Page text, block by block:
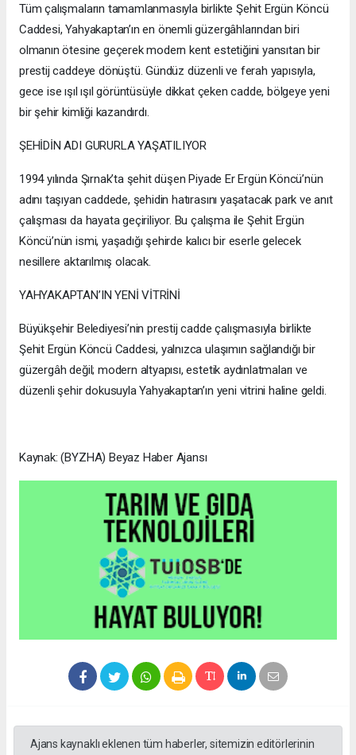
Tüm çalışmaların tamamlanmasıyla birlikte Şehit Ergün Köncü
Caddesi, Yahyakaptan’ın en önemli güzergâhlarından biri
olmanın ötesine geçerek modern kent estetiğini yansıtan bir
prestij caddeye dönüştü. Gündüz düzenli ve ferah yapısıyla,
gece ise ışıl ışıl görüntüsüyle dikkat çeken cadde, bölgeye yeni
bir şehir kimliği kazandırdı.
ŞEHİDİN ADI GURURLA YAŞATILIYOR
1994 yılında Şırnak’ta şehit düşen Piyade Er Ergün Köncü’nün
adını taşıyan caddede, şehidin hatırasını yaşatacak park ve anıt
çalışması da hayata geçiriliyor. Bu çalışma ile Şehit Ergün
Köncü’nün ismi, yaşadığı şehirde kalıcı bir eserle gelecek
nesillere aktarılmış olacak.
YAHYAKAPTAN’IN YENİ VİTRİNİ
Büyükşehir Belediyesi’nin prestij cadde çalışmasıyla birlikte
Şehit Ergün Köncü Caddesi, yalnızca ulaşımın sağlandığı bir
güzergâh değil; modern altyapısı, estetik aydınlatmaları ve
düzenli şehir dokusuyla Yahyakaptan’ın yeni vitrini haline geldi.
Kaynak: (BYZHA) Beyaz Haber Ajansı
Ajans kaynaklı eklenen tüm haberler, sitemizin editörlerinin